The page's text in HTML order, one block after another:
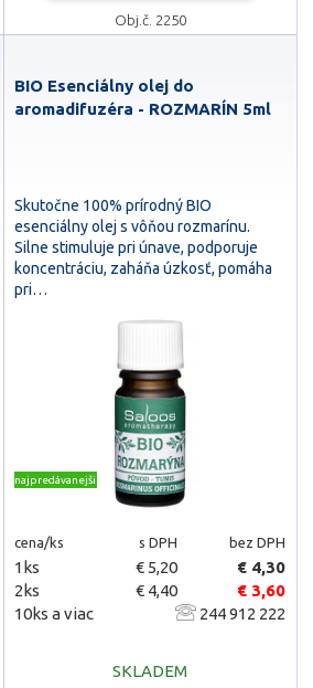
Obj.č. 2250
BIO Esenciálny olej do
aromadifuzéra - ROZMARÍN 5ml
Skutočne 100% prírodný BIO
esenciálny olej s vôňou rozmarínu.
Silne stimuluje pri únave, podporuje
koncentráciu, zaháňa úzkosť, pomáha
pri…
najpredávanejšie
cena/ks s DPH bez DPH
1ks € 5,20
€ 4,30
2ks
€ 4,40
€ 3,60
10ks a viac
244 912 222
SKLADEM